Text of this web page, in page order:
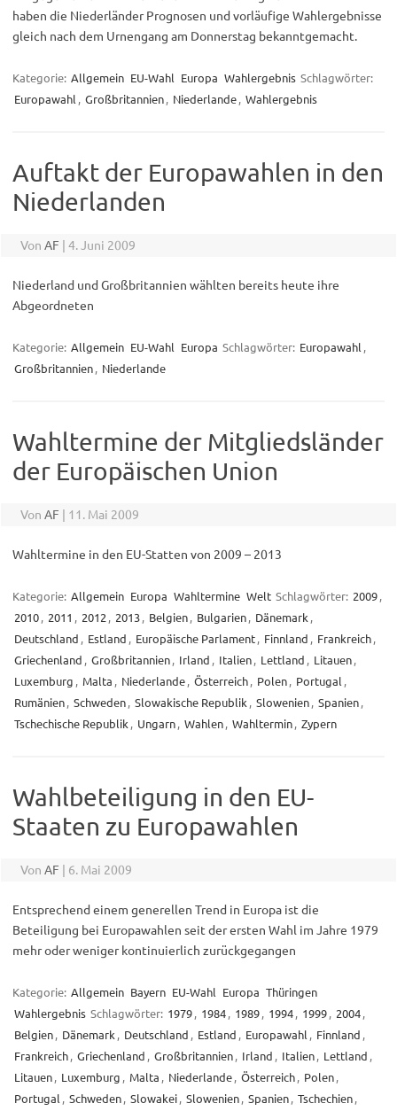
haben die Niederländer Prognosen und vorläufige Wahlergebnisse
gleich nach dem Urnengang am Donnerstag bekanntgemacht.
Kategorie: Allgemein EU-Wahl Europa Wahlergebnis Schlagwörter:
Europawahl , Großbritannien, Niederlande, Wahlergebnis
Auftakt der Europawahlen in den
Niederlanden
Von AF | 4. Juni 2009
Niederland und Großbritannien wählten bereits heute ihre
Abgeordneten
Kategorie: Allgemein EU-Wahl Europa Schlagwörter: Europawahl ,
Großbritannien, Niederlande
Wahltermine der Mitgliedsländer
der Europäischen Union
Von AF | 11. Mai 2009
Wahltermine in den EU-Statten von 2009 – 2013
Kategorie: Allgemein Europa Wahltermine Welt Schlagwörter: 2009,
2010, 2011 , 2012 , 2013, Belgien, Bulgarien, Dänemark ,
Deutschland , Estland , Europäische Parlament, Finnland , Frankreich,
Griechenland , Großbritannien, Irland , Italien, Lettland , Litauen,
Luxemburg , Malta , Niederlande, Österreich, Polen, Portugal ,
Rumänien, Schweden, Slowakische Republik , Slowenien, Spanien,
Tschechische Republik , Ungarn, Wahlen, Wahltermin, Zypern
Wahlbeteiligung in den EU-
Staaten zu Europawahlen
Von AF | 6. Mai 2009
Entsprechend einem generellen Trend in Europa ist die
Beteiligung bei Europawahlen seit der ersten Wahl im Jahre 1979
mehr oder weniger kontinuierlich zurückgegangen
Kategorie: Allgemein Bayern EU-Wahl Europa Thüringen
Wahlergebnis Schlagwörter: 1979, 1984, 1989, 1994, 1999, 2004,
Belgien, Dänemark , Deutschland , Estland , Europawahl , Finnland ,
Frankreich, Griechenland , Großbritannien, Irland , Italien, Lettland ,
Litauen, Luxemburg , Malta , Niederlande, Österreich, Polen,
Portugal , Schweden, Slowakei, Slowenien, Spanien, Tschechien,